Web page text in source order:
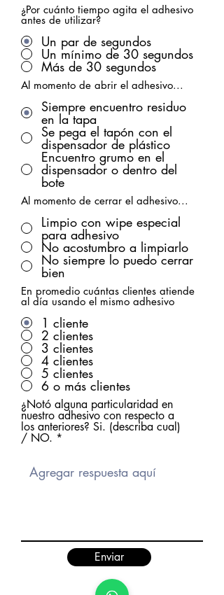
¿Por cuánto tiempo agita el adhesivo
antes de utilizar?
Un par de segundos
Un mínimo de 30 segundos
Más de 30 segundos
Al momento de abrir el adhesivo...
Siempre encuentro residuo
en la tapa
Se pega el tapón con el
dispensador de plástico
Encuentro grumo en el
dispensador o dentro del
bote
Al momento de cerrar el adhesivo...
Limpio con wipe especial
para adhesivo
No acostumbro a limpiarlo
No siempre lo puedo cerrar
bien
En promedio cuántas clientes atiende
al día usando el mismo adhesivo
1 cliente
2 clientes
3 clientes
4 clientes
5 clientes
6 o más clientes
¿Notó alguna particularidad en
nuestro adhesivo con respecto a
los anteriores? Si. (describa cual)
/ NO.
Enviar